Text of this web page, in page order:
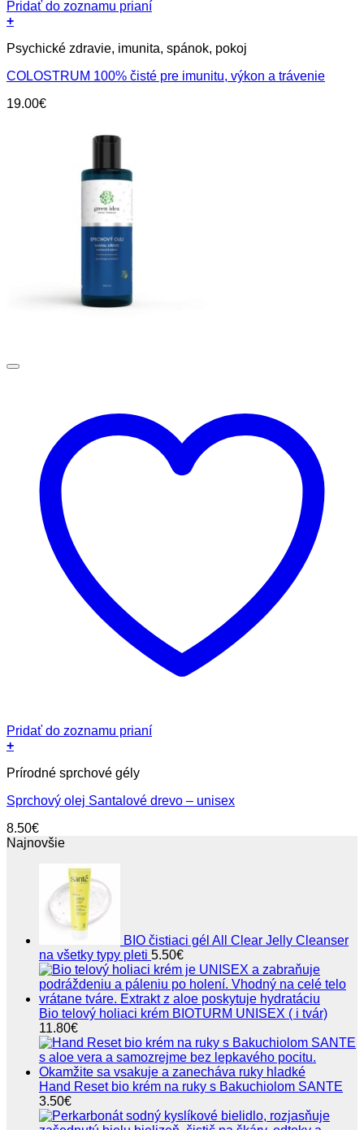
Pridať do zoznamu prianí
+
Psychické zdravie, imunita, spánok, pokoj
COLOSTRUM 100% čisté pre imunitu, výkon a trávenie
19.00€
Pridať do zoznamu prianí
+
Prírodné sprchové gély
Sprchový olej Santalové drevo – unisex
8.50€
Najnovšie
BIO čistiaci gél All Clear Jelly Cleanser
na všetky typy pleti 5.50€
Bio telový holiaci krém BIOTURM UNISEX ( i tvár)
11.80€
Hand Reset bio krém na ruky s Bakuchiolom SANTE
3.50€